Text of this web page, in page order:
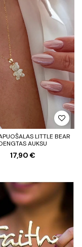
LITTLE BEAR
AUKSU
17,90 €